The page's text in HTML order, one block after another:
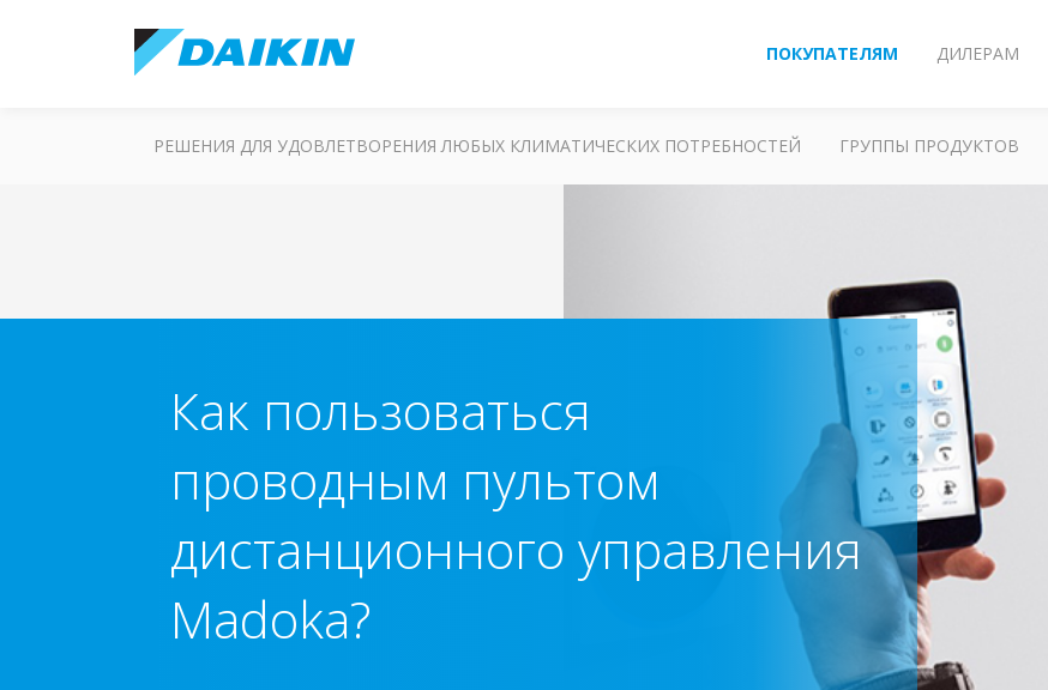
ПОКУПАТЕЛЯМ ДИЛЕРАМ
РЕШЕНИЯ ДЛЯ УДОВЛЕТВОРЕНИЯ ЛЮБЫХ КЛИМАТИЧЕСКИХ ПОТРЕБНОСТЕЙ ГРУППЫ ПРОДУКТОВ
Как пользоваться
проводным пультом
дистанционного управления
Madoka?